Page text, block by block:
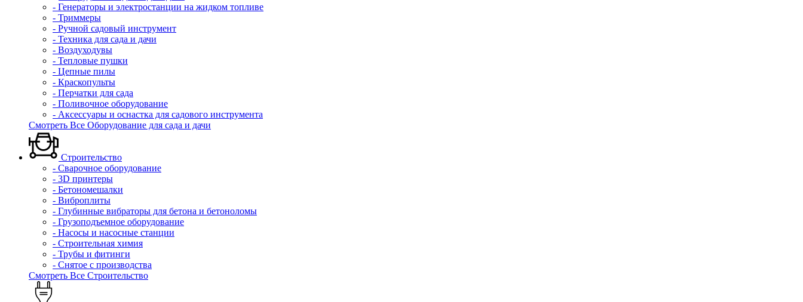
- Генераторы и электростанции на жидком топливе
- Триммеры
- Ручной садовый инструмент
- Техника для сада и дачи
- Воздуходувы
- Тепловые пушки
- Цепные пилы
- Краскопульты
- Перчатки для сада
- Поливочное оборудование
- Аксессуары и оснастка для садового инструмента
Смотреть Все Оборудование для сада и дачи
Строительство
- Сварочное оборудование
- 3D принтеры
- Бетономешалки
- Виброплиты
- Глубинные вибраторы для бетона и бетоноломы
- Грузоподъемное оборудование
- Насосы и насосные станции
- Строительная химия
- Трубы и фитинги
- Снятое с производства
Смотреть Все Строительство